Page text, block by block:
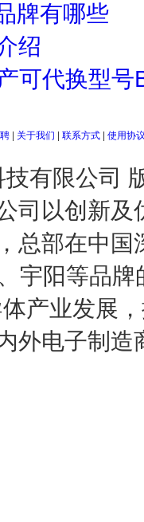
牌有哪些
绍
可代换型号
关于我们 联系方式
使用协
有限公司
司以创新
总部在中
宇阳等品
产业发展
外电子制